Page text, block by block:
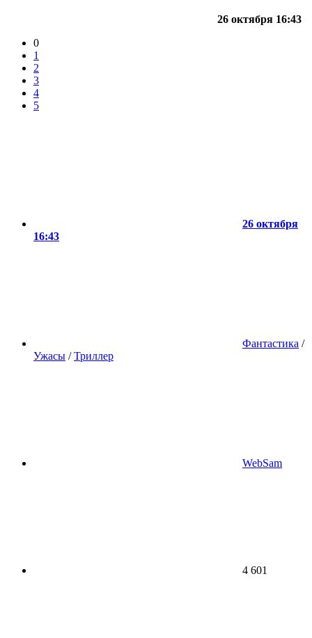
26 октября 16:43
0
1
2
3
4
5
26 октября
16:43
Фантастика /
Ужасы /Триллер
WebSam
4 601